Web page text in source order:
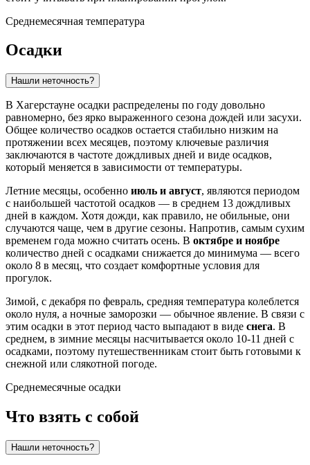
Среднемесячная температура
Осадки
Нашли неточность?
В Хагерстауне осадки распределены по году довольно
равномерно, без ярко выраженного сезона дождей или засухи.
Общее количество осадков остается стабильно низким на
протяжении всех месяцев, поэтому ключевые различия
заключаются в частоте дождливых дней и виде осадков,
который меняется в зависимости от температуры.
Летние месяцы, особенно июль и август, являются периодом
с наибольшей частотой осадков — в среднем 13 дождливых
дней в каждом. Хотя дожди, как правило, не обильные, они
случаются чаще, чем в другие сезоны. Напротив, самым сухим
временем года можно считать осень. В октябре и ноябре
количество дней с осадками снижается до минимума — всего
около 8 в месяц, что создает комфортные условия для
прогулок.
Зимой, с декабря по февраль, средняя температура колеблется
около нуля, а ночные заморозки — обычное явление. В связи с
этим осадки в этот период часто выпадают в виде снега. В
среднем, в зимние месяцы насчитывается около 10-11 дней с
осадками, поэтому путешественникам стоит быть готовыми к
снежной или слякотной погоде.
Среднемесячные осадки
Что взять с собой
Нашли неточность?